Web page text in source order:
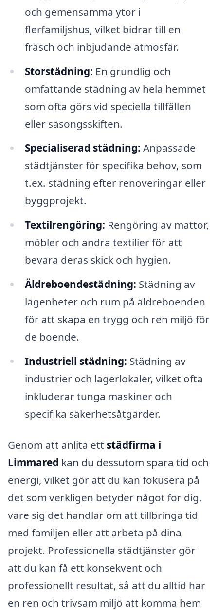
och gemensamma ytor i
flerfamiljshus, vilket bidrar till en
fräsch och inbjudande atmosfär.
Storstädning: En grundlig och
omfattande städning av hela hemmet
som ofta görs vid speciella tillfällen
eller säsongsskiften.
Specialiserad städning: Anpassade
städtjänster för specifika behov, som
t.ex. städning efter renoveringar eller
byggprojekt.
Textilrengöring: Rengöring av mattor,
möbler och andra textilier för att
bevara deras skick och hygien.
Äldreboendestädning: Städning av
lägenheter och rum på äldreboenden
för att skapa en trygg och ren miljö för
de boende.
Industriell städning: Städning av
industrier och lagerlokaler, vilket ofta
inkluderar tunga maskiner och
specifika säkerhetsåtgärder.
Genom att anlita ett städfirma i
Limmared kan du dessutom spara tid och
energi, vilket gör att du kan fokusera på
det som verkligen betyder något för dig,
vare sig det handlar om att tillbringa tid
med familjen eller att arbeta på dina
projekt. Professionella städtjänster gör
att du kan få ett konsekvent och
professionellt resultat, så att du alltid har
en ren och trivsam miljö att komma hem